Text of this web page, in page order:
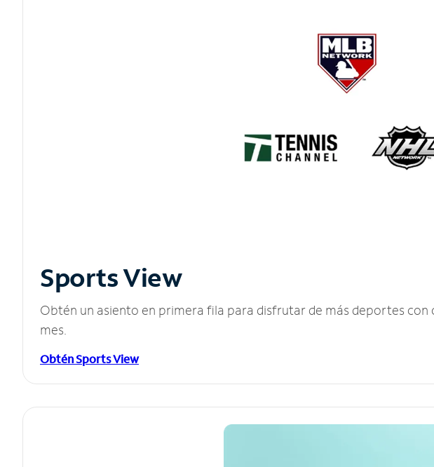
Sports View
Obtén un asiento en primera fila para disfrutar de más deportes con
mes.
Obtén Sports View